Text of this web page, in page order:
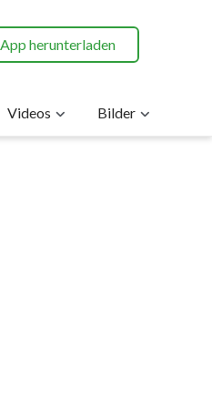
App herunterladen
Videos Bilder